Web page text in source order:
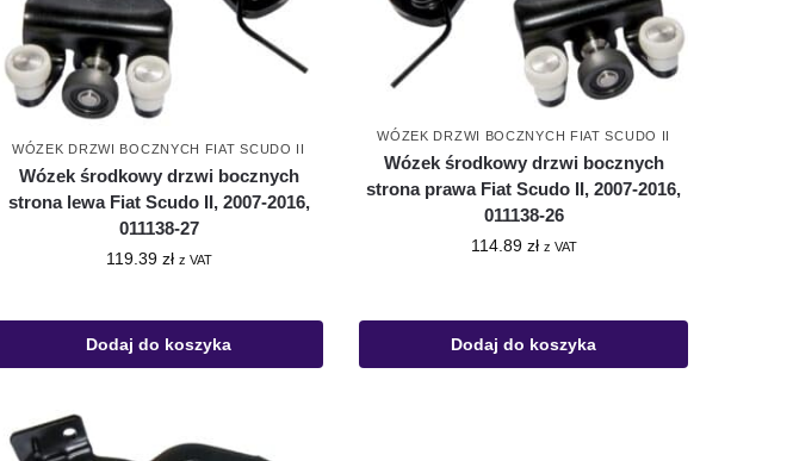
WÓZEK DRZWI BOCZNYCH FIAT SCUDO II
Wózek środkowy drzwi bocznych
strona lewa Fiat Scudo II, 2007-2016,
011138-27
119.39 zł z VAT
Dodaj do koszyka
WÓZEK DRZWI BOCZNYCH FIAT SCUDO II
Wózek środkowy drzwi bocznych
strona prawa Fiat Scudo II, 2007-2016,
011138-26
114.89 zł z VAT
Dodaj do koszyka